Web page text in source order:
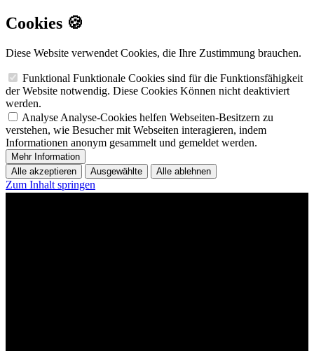
Cookies 🍪
Diese Website verwendet Cookies, die Ihre Zustimmung brauchen.
Funktional Funktionale Cookies sind für die Funktionsfähigkeit
der Website notwendig. Diese Cookies Können nicht deaktiviert
werden.
Analyse Analyse-Cookies helfen Webseiten-Besitzern zu
verstehen, wie Besucher mit Webseiten interagieren, indem
Informationen anonym gesammelt und gemeldet werden.
Mehr Information
Alle akzeptieren
Ausgewählte Alle ablehnen
Zum Inhalt springen